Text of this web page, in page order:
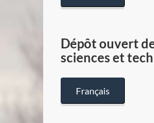
Dépôt ouvert
sciences et
Français